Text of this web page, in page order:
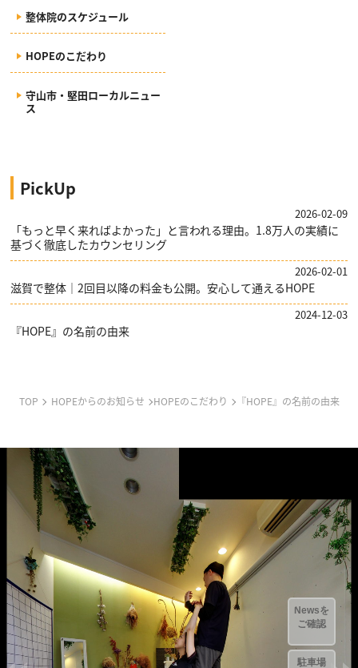
整体院のスケジュール
HOPEのこだわり
守山市・堅田ローカルニュー
ス
PickUp
「もっと早く来ればよかった」と言われる理由。1.8万人の実績に
基づく徹底したカウンセリング
2026-02-09
滋賀で整体｜2回目以降の料金も公開。安心して通えるHOPE
2026-02-01
『HOPE』の名前の由来
2024-12-03
TOP HOPEからのお知らせ HOPEのこだわり 『HOPE』の名前の由来